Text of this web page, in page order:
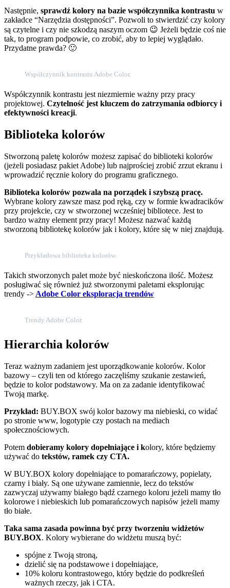
Następnie, sprawdź kolory na bazie współczynnika kontrastu w
zakładce “Narzędzia dostępności”. Pozwoli to stwierdzić czy kolory
są czytelne i czy nie szkodzą naszym oczom 😉 Jeżeli będzie coś nie
tak, to program podpowie, co zrobić, aby to lepiej wyglądało.
Przydatne prawda? 🙂
Współczynnik kontrastu Adobe Color.
Współczynnik kontrastu jest niezmiernie ważny przy pracy
projektowej. Czytelność jest kluczem do zatrzymania odbiorcy i
efektywności kreacji.
Biblioteka kolorów
Stworzoną paletę kolorów możesz zapisać do biblioteki kolorów
(jeżeli posiadasz pakiet Adobe) lub najprościej zrobić zrzut ekranu i
wprowadzić ręcznie kolory do programu graficznego.
Biblioteka kolorów pozwala na porządek i szybszą pracę.
Wybrane kolory zawsze masz pod ręką, czy w formie kwadracików
przy projekcie, czy w stworzonej wcześniej bibliotece. Jest to
bardzo ważny element przy pracy! Możesz nazwać każdą
stworzoną bibliotekę kolorów jak i kolory, które się w niej znajdują.
Przykładowa biblioteka kolorów.
Takich stworzonych palet może być nieskończona ilość. Możesz
posługiwać się również już stworzonymi paletami eksplorując
trendy -> Adobe Color eksploracja trendów
Trendy Adobe Color.
Hierarchia kolorów
Teraz ważnym zadaniem jest uporządkowanie kolorów. Kolor
bazowy – czyli ten od którego zaczęliśmy szukanie zestawień,
będzie to kolor podstawowy. Ma on za zadanie identyfikować
Twoją markę.
Przykład: BUY.BOX swój kolor bazowy ma niebieski, co widać
po stronie www, logotypie czy postach na mediach
społecznościowych.
Potem dobieramy kolory dopełniające i kolory, które będziemy
używać do tekstów, ramek czy CTA.
W BUY.BOX kolory dopełniające to pomarańczowy, popielaty,
czarny i biały. Są one używane zamiennie, lecz do tekstów
zazwyczaj używamy białego bądź czarnego koloru jeżeli mamy tło
kolorowe i niebieskich lub pomarańczowych napisów jeżeli mamy
tło białe.
Taka sama zasada powinna być przy tworzeniu widżetów
BUY.BOX. Kolory wybierane do widżetu muszą być:
spójne z Twoją stroną,
dzielić się na podstawowe i dopełniające,
10% koloru kontrastowego, który będzie do podkreśleń
ważnych rzeczy, jak i CTA.